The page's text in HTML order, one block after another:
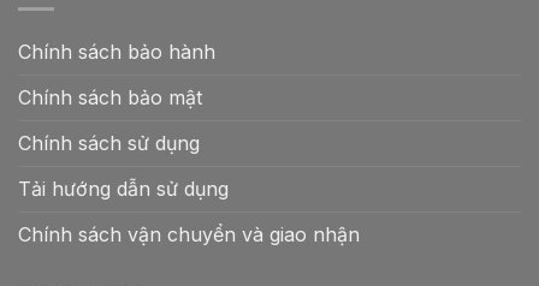
Chính sách bảo hành
Chính sách bảo mật
Chính sách sử dụng
Tải hướng dẫn sử dụng
Chính sách vận chuyển và giao nhận